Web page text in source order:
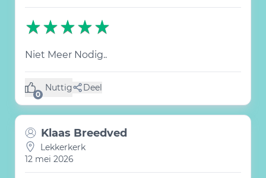
Niet Meer Nodig..
0
Nuttig
(0 like) Deel
Klaas Breedved
Lekkerkerk
12 mei 2026